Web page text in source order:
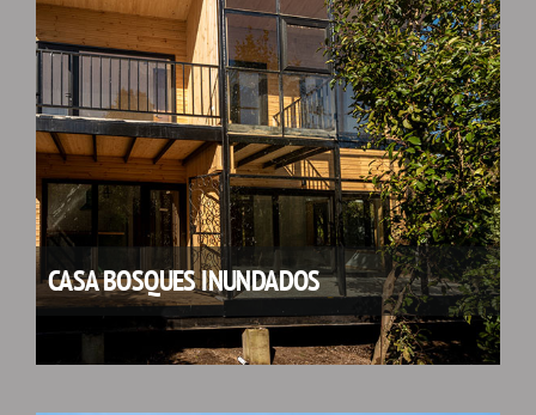
CASA BOSQUES INUNDADOS